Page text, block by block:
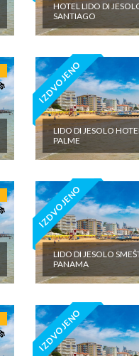
HOTEL LIDO DI
SANTIAGO
IZDVOJENO
LIDO DI JESOLO
PALME
IZDVOJENO
LIDO DI JESOLO
PANAMA
IZDVOJENO